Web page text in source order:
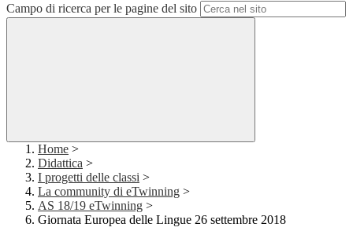
Campo di ricerca per le pagine del sito
Home >
Didattica >
I progetti delle classi >
La community di eTwinning >
AS 18/19 eTwinning >
Giornata Europea delle Lingue 26 settembre 2018